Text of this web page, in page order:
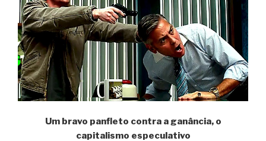
Um bravo panfleto contra a ganância, o
capitalismo especulativo